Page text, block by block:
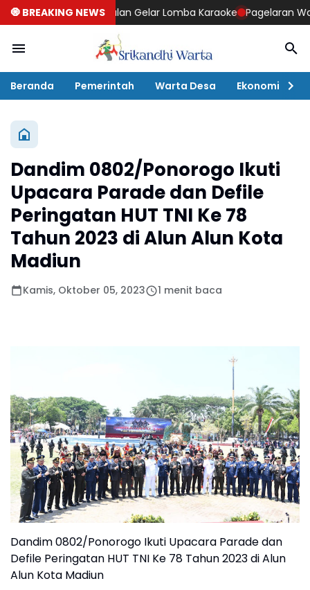
🧿 BREAKING NEWS
Cokromenggalan Gelar Lomba Karaoke Pagelaran Wayang
Beranda Pemerintah Warta Desa Ekonomi
Dandim 0802/Ponorogo Ikuti
Upacara Parade dan Defile
Peringatan HUT TNI Ke 78
Tahun 2023 di Alun Alun Kota
Madiun
Kamis, Oktober 05, 2023 1 menit baca
Dandim 0802/Ponorogo Ikuti Upacara Parade dan
Defile Peringatan HUT TNI Ke 78 Tahun 2023 di Alun
Alun Kota Madiun